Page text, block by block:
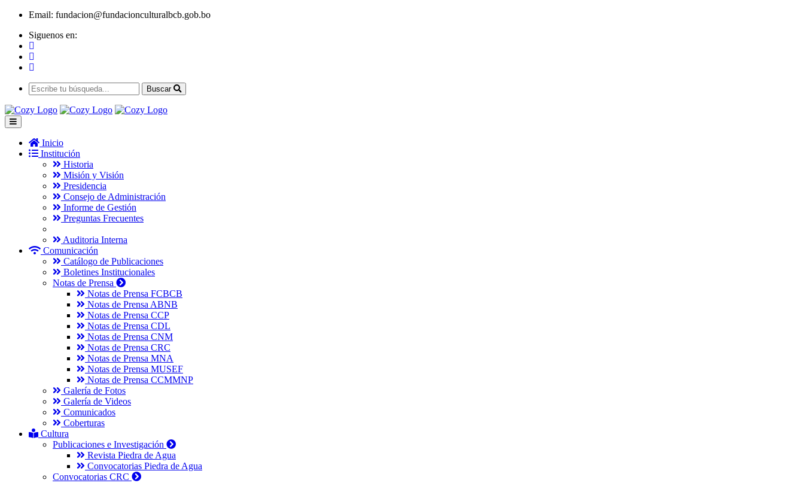
Email: fundacion@fundacionculturalbcb.gob.bo
Siguenos en:
Buscar
Inicio
Institución
Historia
Misión y Visión
Presidencia
Consejo de Administración
Informe de Gestión
Preguntas Frecuentes
Auditoria Interna
Comunicación
Catálogo de Publicaciones
Boletines Institucionales
Notas de Prensa
Notas de Prensa FCBCB
Notas de Prensa ABNB
Notas de Prensa CCP
Notas de Prensa CDL
Notas de Prensa CNM
Notas de Prensa CRC
Notas de Prensa MNA
Notas de Prensa MUSEF
Notas de Prensa CCMMNP
Galería de Fotos
Galería de Videos
Comunicados
Coberturas
Cultura
Publicaciones e Investigación
Revista Piedra de Agua
Convocatorias Piedra de Agua
Convocatorias CRC